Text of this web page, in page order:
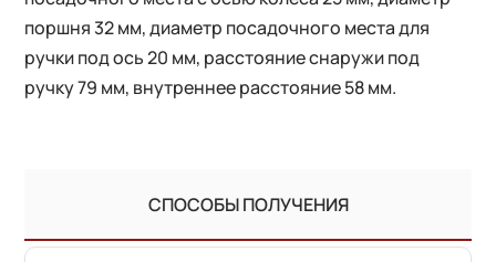
поршня 32 мм, диаметр посадочного места для
ручки под ось 20 мм, расстояние снаружи под
ручку 79 мм, внутреннее расстояние 58 мм.
СПОСОБЫ ПОЛУЧЕНИЯ